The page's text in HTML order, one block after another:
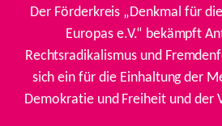
Der Förderkreis „Denkmal für
Europas e.V.“ bekämpft
Rechtsradikalismus und
sich ein für die Einhaltung der
Demokratie und Freiheit und der